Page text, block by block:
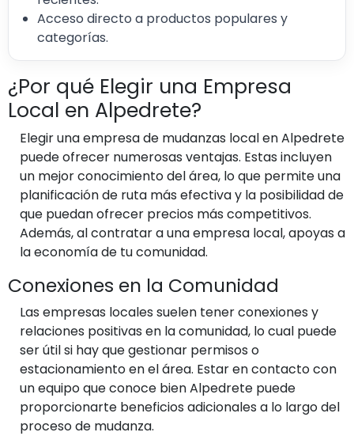
Acceso directo a productos populares y
categorías.
¿Por qué Elegir una Empresa
Local en Alpedrete?
Elegir una empresa de mudanzas local en Alpedrete
puede ofrecer numerosas ventajas. Estas incluyen
un mejor conocimiento del área, lo que permite una
planificación de ruta más efectiva y la posibilidad de
que puedan ofrecer precios más competitivos.
Además, al contratar a una empresa local, apoyas a
la economía de tu comunidad.
Conexiones en la Comunidad
Las empresas locales suelen tener conexiones y
relaciones positivas en la comunidad, lo cual puede
ser útil si hay que gestionar permisos o
estacionamiento en el área. Estar en contacto con
un equipo que conoce bien Alpedrete puede
proporcionarte beneficios adicionales a lo largo del
proceso de mudanza.